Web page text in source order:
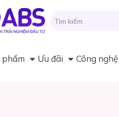
phẩm Ưu đãi Công nghệ